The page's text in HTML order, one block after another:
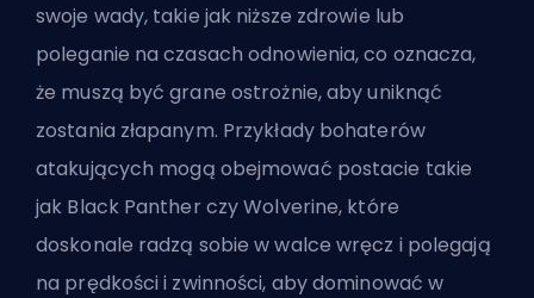
swoje wady, takie jak niższe zdrowie lub
poleganie na czasach odnowienia, co oznacza,
że muszą być grane ostrożnie, aby uniknąć
zostania złapanym. Przykłady bohaterów
atakujących mogą obejmować postacie takie
jak Black Panther czy Wolverine, które
doskonale radzą sobie w walce wręcz i polegają
na prędkości i zwinności, aby dominować w